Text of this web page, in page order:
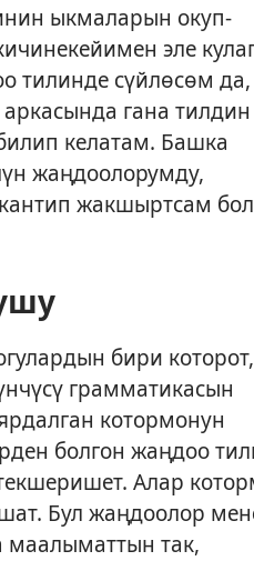
ыкмаларын окуп-
эле
тилинде сүйлөсөм да,
гана тилдин
келатам. Башка
жаңдоолорумду,
жакшыртсам
бири которот,
грамматикасын
котормонун
болгон жаңдоо
Алар
Бул жаңдоолор
так,